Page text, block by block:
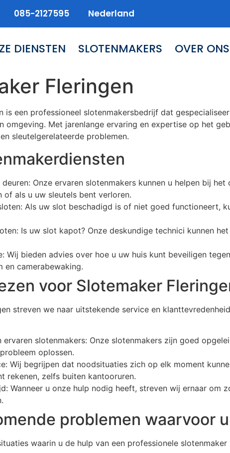
085-2127595 Nederland
DIENSTEN SLOTENMAKERS OVER ONS
Fleringen
is een professioneel slotenmakersbedrijf dat
omgeving. Met jarenlange ervaring en expertise op het
sleutelgerelateerde problemen.
deuren: Onze ervaren slotenmakers kunnen u helpen bij
of als u uw sleutels bent verloren.
Als uw slot beschadigd is of niet goed functioneert,
Is uw slot kapot? Onze deskundige technici kunnen
Wij bieden advies over hoe u uw huis kunt beveiligen
en camerabewaking.
voor Slotemaker
streven we naar uitstekende service en
ervaren slotenmakers: Onze slotenmakers zijn goed
oplossen.
Wij begrijpen dat noodsituaties zich op elk moment
rekenen, zelfs buiten kantooruren.
Wanneer u onze hulp nodig heeft, streven wij ernaar
problemen waarvoor
waarin u de hulp van een professionele